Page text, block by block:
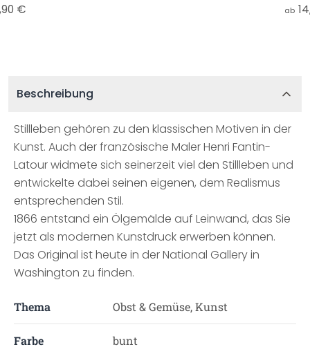
€
ab
Beschreibung
Stillleben gehören zu den klassischen Motiven in der
Kunst. Auch der französische Maler Henri Fantin-
Latour widmete sich seinerzeit viel den Stillleben und
entwickelte dabei seinen eigenen, dem Realismus
entsprechenden Stil.
1866 entstand ein Ölgemälde auf Leinwand, das Sie
jetzt als modernen Kunstdruck erwerben können.
Das Original ist heute in der National Gallery in
Washington zu finden.
Thema Obst & Gemüse, Kunst
Farbe bunt